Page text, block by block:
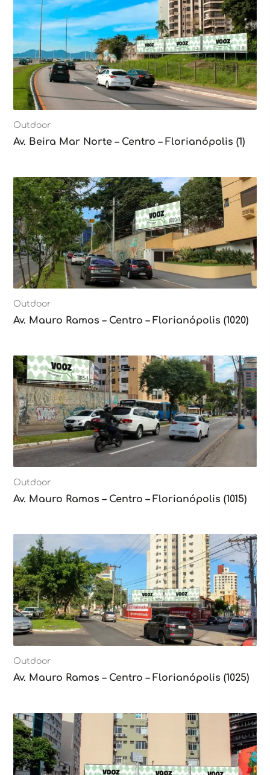
Outdoor
Av. Beira Mar Norte – Centro – Florianópolis (1)
Outdoor
Av. Mauro Ramos – Centro – Florianópolis (1020)
Outdoor
Av. Mauro Ramos – Centro – Florianópolis (1015)
Outdoor
Av. Mauro Ramos – Centro – Florianópolis (1025)